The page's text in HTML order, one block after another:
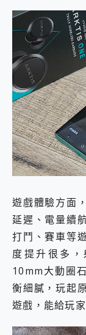
遊戲體驗方面
延遲、電量續
打鬥、賽車等
度提升很多
10mm大動圈
衡細膩，玩起
遊戲，能給玩